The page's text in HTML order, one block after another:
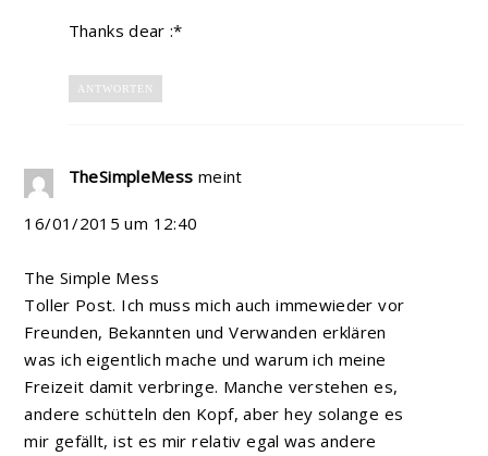
Thanks dear :*
ANTWORTEN
TheSimpleMess meint
16/01/2015 um 12:40
The Simple Mess
Toller Post. Ich muss mich auch immewieder vor
Freunden, Bekannten und Verwanden erklären
was ich eigentlich mache und warum ich meine
Freizeit damit verbringe. Manche verstehen es,
andere schütteln den Kopf, aber hey solange es
mir gefällt, ist es mir relativ egal was andere